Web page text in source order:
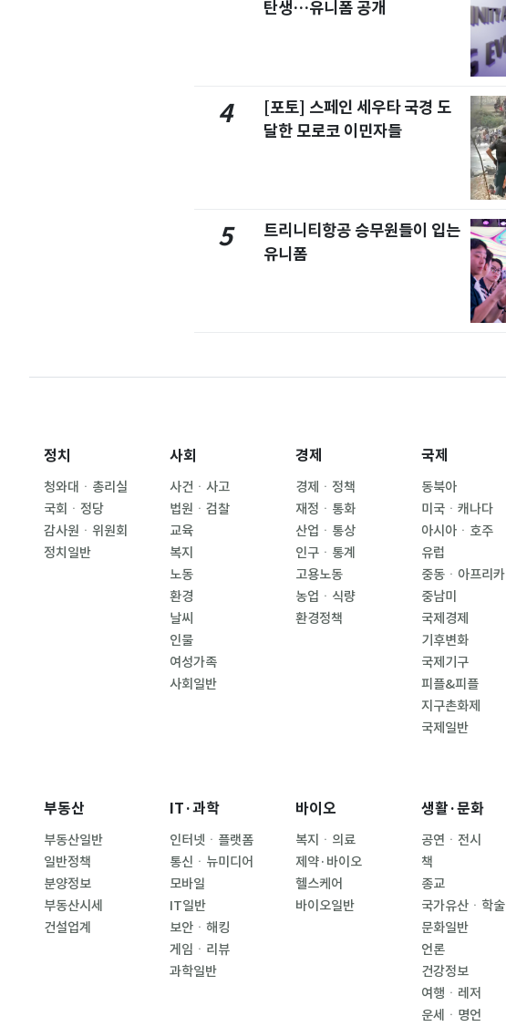
탄생…유니폼 공개
4
[포토] 스페인 세우타 국경 도
달한 모로코 이민자들
5
트리니티항공 승무원들이 입는
유니폼
정치
청와대ㆍ총리실
국회ㆍ정당
감사원ㆍ위원회
정치일반
사회
사건ㆍ사고
법원ㆍ검찰
교육
복지
노동
환경
날씨
인물
여성가족
사회일반
경제
경제ㆍ정책
재정ㆍ통화
산업ㆍ통상
인구ㆍ통계
고용노동
농업ㆍ식량
환경정책
국제
동북아
미국ㆍ캐나다
아시아ㆍ호주
유럽
중동ㆍ아프리카
중남미
국제경제
기후변화
국제기구
피플&피플
지구촌화제
국제일반
부동산
부동산일반
일반정책
분양정보
부동산시세
건설업계
IT·과학
인터넷ㆍ플랫폼
통신ㆍ뉴미디어
모바일
IT일반
보안ㆍ해킹
게임ㆍ리뷰
과학일반
바이오
복지ㆍ의료
제약·바이오
헬스케어
바이오일반
생활·문화
공연ㆍ전시
책
종교
국가유산ㆍ학술
문화일반
언론
건강정보
여행ㆍ레저
운세ㆍ명언